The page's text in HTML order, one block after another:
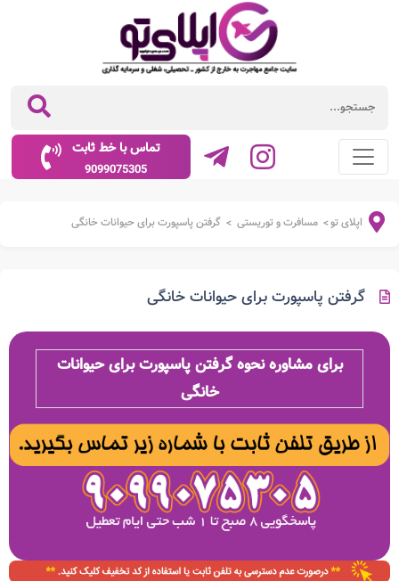
تماس با خط ثابت
9099075305
اپلای تو> مسافرت و توریستی > گرفتن پاسپورت برای حیوانات خانگی
گرفتن پاسپورت برای حیوانات خانگی
برای مشاوره نحوه گرفتن پاسپورت برای حیوانات
خانگی